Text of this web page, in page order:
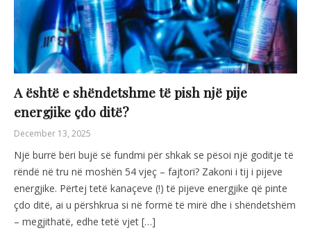
A është e shëndetshme të pish një pije
energjike çdo ditë?
December 13, 2025
Një burrë bëri bujë së fundmi për shkak se pësoi një goditje të
rëndë në tru në moshën 54 vjeç – fajtori? Zakoni i tij i pijeve
energjike. Përtej tetë kanaçeve (!) të pijeve energjike që pinte
çdo ditë, ai u përshkrua si në formë të mirë dhe i shëndetshëm
– megjithatë, edhe tetë vjet […]